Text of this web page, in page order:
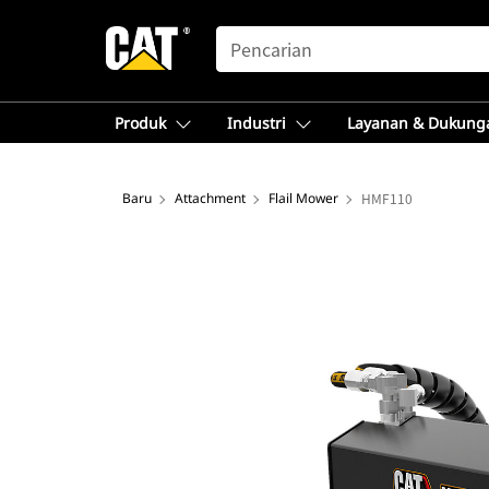
SEARCH
Produk Industri Layanan &
Baru Attachment Flail Mower HMF110